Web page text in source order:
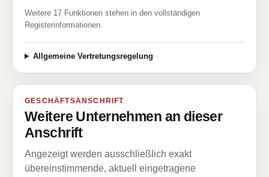
Weitere 17 Funktionen stehen in den vollständigen
Registerinformationen.
Allgemeine Vertretungsregelung
GESCHÄFTSANSCHRIFT
Weitere Unternehmen an dieser
Anschrift
Angezeigt werden ausschließlich exakt
übereinstimmende, aktuell eingetragene